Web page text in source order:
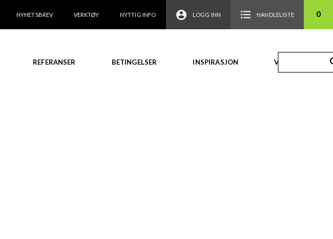
NYHETSBREV VERKTØY NYTTIG INFO LOGG INN HANDLELISTE 0
REFERANSER BETINGELSER INSPIRASJON VIDEO